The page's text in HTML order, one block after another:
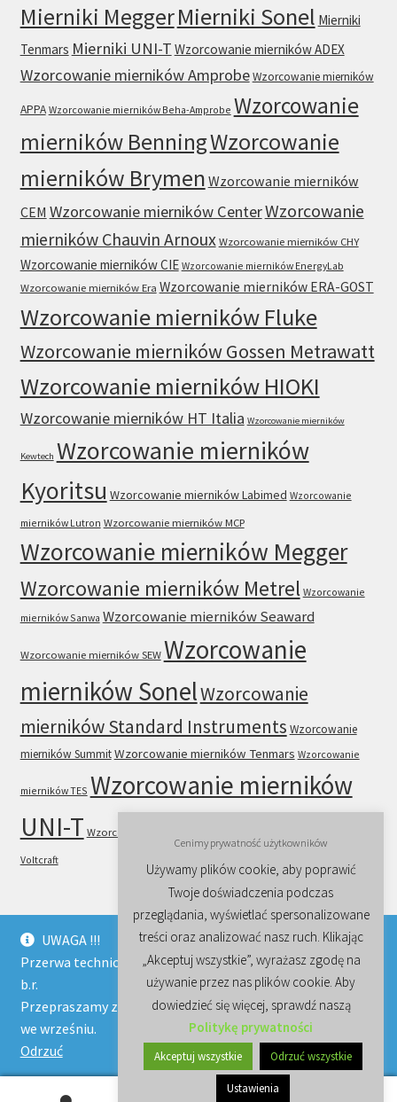
UWAGA !!!
Przerwa techniczna trwa w naszej firmie do końca sierpnia
b.r.
Przepraszamy za niedogodności i zapraszamy ponownie
we wrześniu.
Odrzuć
Mierniki MeggerMierniki Sonel Mierniki
Tenmars Mierniki UNI-T Wzorcowanie mierników ADEX
Wzorcowanie mierników AmprobeWzorcowanie mierników
APPA Wzorcowanie mierników Beha-Amprobe Wzorcowanie
mierników BenningWzorcowanie
mierników Brymen Wzorcowanie mierników
CEM Wzorcowanie mierników CenterWzorcowanie
mierników Chauvin Arnoux Wzorcowanie mierników CHY
Wzorcowanie mierników CIE Wzorcowanie mierników EnergyLab
Wzorcowanie mierników Era Wzorcowanie mierników ERA-GOST
Wzorcowanie mierników Fluke
Wzorcowanie mierników Gossen Metrawatt
Wzorcowanie mierników HIOKI
Wzorcowanie mierników HT Italia Wzorcowanie mierników
Kewtech Wzorcowanie mierników
Kyoritsu Wzorcowanie mierników Labimed Wzorcowanie
mierników Lutron Wzorcowanie mierników MCP
Wzorcowanie mierników Megger
Wzorcowanie mierników Metrel Wzorcowanie
mierników Sanwa Wzorcowanie mierników Seaward
Wzorcowanie mierników SEW Wzorcowanie
mierników SonelWzorcowanie
mierników Standard Instruments Wzorcowanie
mierników SummitWzorcowanie mierników Tenmars Wzorcowanie
mierników TES Wzorcowanie mierników
UNI-T Wzorcowanie mierników VICTOR
Voltcraft
© Wzorcowanie, sprzedaż mierników instalacji i sprzętu
elektrycznego, multimetrów, mierników cęgowych 2026
Regulamin i polityka prywatności
Stworzone z
WooCommerce
Cenimy prywatność użytkowników
Używamy plików cookie, aby poprawić
Twoje doświadczenia podczas
przeglądania, wyświetlać spersonalizowane
treści oraz analizować nasz ruch. Klikając
„Akceptuj wszystkie”, wyrażasz zgodę na
używanie przez nas plików cookie. Aby
dowiedzieć się więcej, sprawdź naszą
Politykę prywatności
Akceptuj wszystkie Odrzuć wszystkie
Ustawienia